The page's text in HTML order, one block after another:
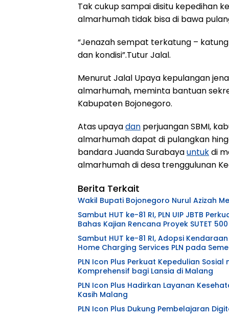
Tak cukup sampai disitu kepedihan
almarhumah tidak bisa di bawa
“Jenazah sempat terkatung –
dan kondisi”.Tutur Jalal.
Menurut Jalal Upaya kepulangan
almarhumah, meminta bantuan
Kabupaten Bojonegoro.
Atas upayadan perjuangan SBMI,
almarhumah dapat di pulangkan
bandara Juanda Surabayauntukdi
almarhumah di desa trenggulunan
Berita Terkait
Wakil Bupati Bojonegoro Nurul Azizah
Sambut HUT ke-81 RI, PLN UIP JBTB
Bahas Kajian Rencana Proyek SUTET
Sambut HUT ke-81 RI, Adopsi
Home Charging Services PLN pada
PLN Icon Plus Perkuat Kepedulian
Komprehensif bagi Lansia di Malang
PLN Icon Plus Hadirkan Layanan
Kasih Malang
PLN Icon Plus Dukung Pembelajaran